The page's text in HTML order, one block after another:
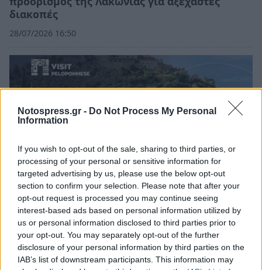
Notospress.gr - Do Not Process My Personal
Information
If you wish to opt-out of the sale, sharing to third parties, or
processing of your personal or sensitive information for
targeted advertising by us, please use the below opt-out
section to confirm your selection. Please note that after your
opt-out request is processed you may continue seeing
interest-based ads based on personal information utilized by
us or personal information disclosed to third parties prior to
your opt-out. You may separately opt-out of the further
disclosure of your personal information by third parties on the
IAB’s list of downstream participants. This information may
διακοπές
28/07/2026 16:50
Η Πελοπόννησος φιναλίστ στα Wanderlust
Reader Travel Awards 2026
27/07/2026 20:04